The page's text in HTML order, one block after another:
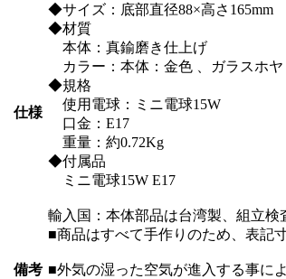
仕様
◆サイズ：底部直径88×高さ165mm
◆材質
本体：真鍮磨き仕上げ
カラー：本体：金色 、ガラスホヤ
◆規格
使用電球：ミニ電球15W
口金：E17
重量：約0.72Kg
◆付属品
ミニ電球15W E17
輸入国：本体部品は台湾製、組立検
備考
■商品はすべて手作りのため、表記
■外気の湿った空気が進入する事に